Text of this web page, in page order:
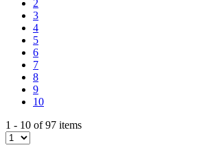
2
3
4
5
6
7
8
9
10
1 - 10 of 97 items